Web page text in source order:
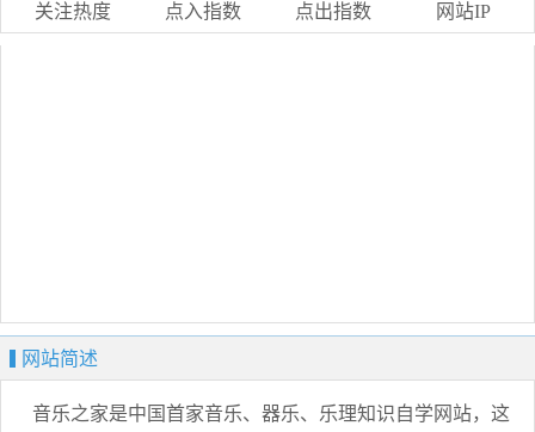
关注热度 点入指数 点出指数 网站IP
网站简述
音乐之家是中国首家音乐、器乐、乐理知识自学网站，这